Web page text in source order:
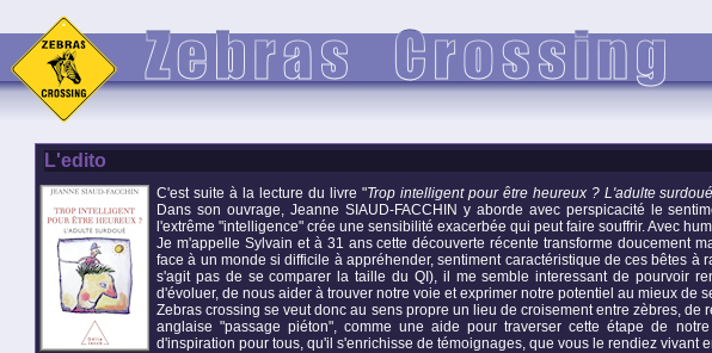
L'edito
C'est suite à la lecture du livre "Trop intelligent pour être heureux ? L'adulte
Dans son ouvrage, Jeanne SIAUD-FACCHIN y aborde avec perspicacité le
l'extrême "intelligence" crée une sensibilité exacerbée qui peut faire souffrir. Avec
Je m'appelle Sylvain et à 31 ans cette découverte récente transforme doucement
face à un monde si difficile à appréhender, sentiment caractéristique de ces bêtes
s'agit pas de se comparer la taille du QI), il me semble interessant de pourvoir
d'évoluer, de nous aider à trouver notre voie et exprimer notre potentiel au mieux de
Zebras crossing se veut donc au sens propre un lieu de croisement entre zèbres,
anglaise "passage piéton", comme une aide pour traverser cette étape de
d'inspiration pour tous, qu'il s'enrichisse de témoignages, que vous le rendiez vivant